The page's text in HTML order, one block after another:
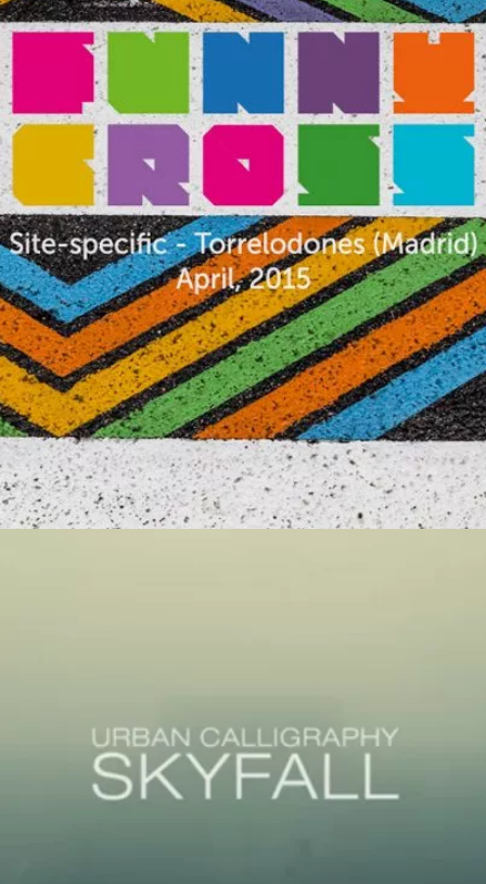
Pasos de cebra convertidos en obras
de arte urbano
ARTE, DISEÑO
Urban Calligraphy «Skyfall»